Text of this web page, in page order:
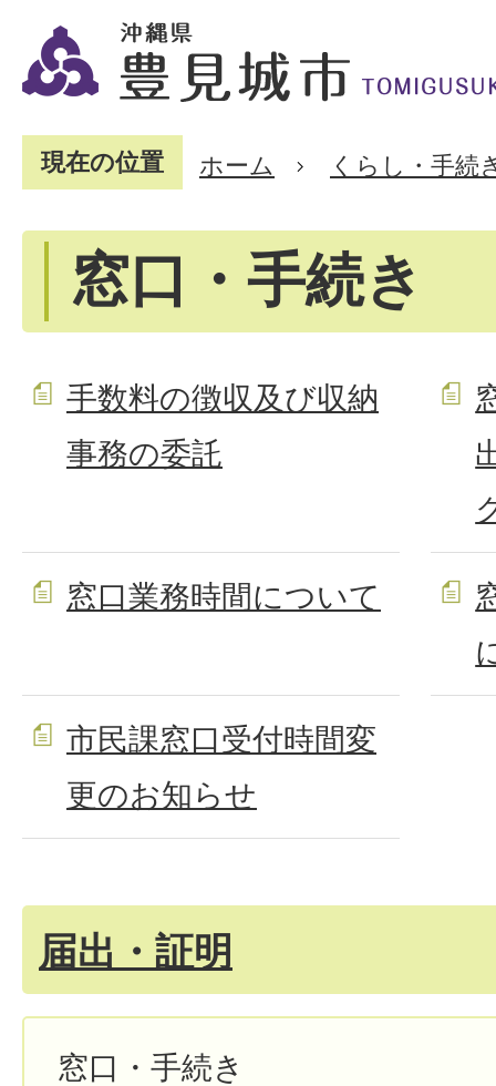
現在の位置 ホーム くらし・手続
窓口・手続き
手数料の徴収及び収納
事務の委託
窓口業務時間について
市民課窓口受付時間変
更のお知らせ
届出・証明
窓口・手続き